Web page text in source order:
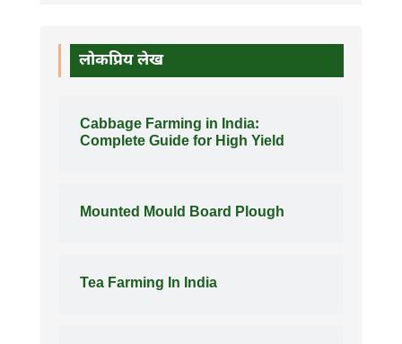
लोकप्रिय लेख
Cabbage Farming in India:
Complete Guide for High Yield
Mounted Mould Board Plough
Tea Farming In India